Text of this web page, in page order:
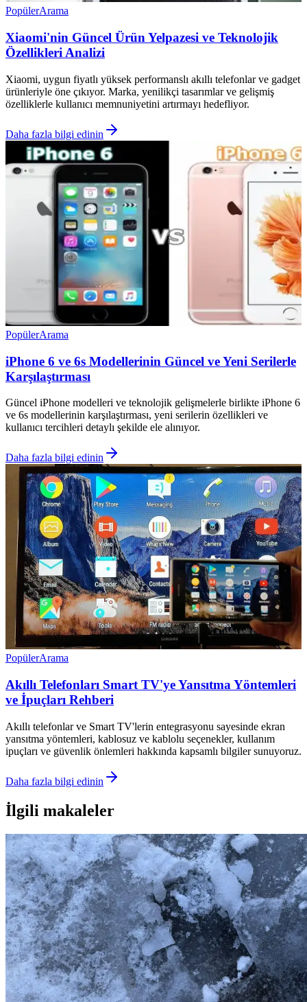
PopülerArama
Xiaomi'nin Güncel Ürün Yelpazesi ve Teknolojik
Özellikleri Analizi
Xiaomi, uygun fiyatlı yüksek performanslı akıllı telefonlar ve gadget
ürünleriyle öne çıkıyor. Marka, yenilikçi tasarımlar ve gelişmiş
özelliklerle kullanıcı memnuniyetini artırmayı hedefliyor.
Daha fazla bilgi edinin
PopülerArama
iPhone 6 ve 6s Modellerinin Güncel ve Yeni Serilerle
Karşılaştırması
Güncel iPhone modelleri ve teknolojik gelişmelerle birlikte iPhone 6
ve 6s modellerinin karşılaştırması, yeni serilerin özellikleri ve
kullanıcı tercihleri detaylı şekilde ele alınıyor.
Daha fazla bilgi edinin
PopülerArama
Akıllı Telefonları Smart TV'ye Yansıtma Yöntemleri
ve İpuçları Rehberi
Akıllı telefonlar ve Smart TV'lerin entegrasyonu sayesinde ekran
yansıtma yöntemleri, kablosuz ve kablolu seçenekler, kullanım
ipuçları ve güvenlik önlemleri hakkında kapsamlı bilgiler sunuyoruz.
Daha fazla bilgi edinin
İlgili makaleler